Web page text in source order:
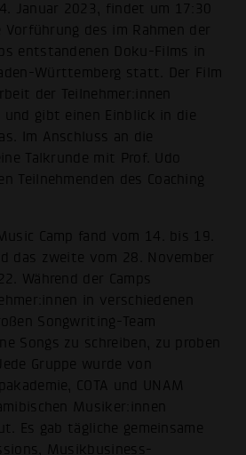
Januar 2023, findet um 17:30
des im Rahmen der
entstandenen Doku-Films in
Württemberg statt. Der Film
der Teilnehmer:innen
und gibt einen Einblick in die
Im Anschluss an die
Talkrunde mit Prof. Udo
Teilnehmenden des Coaching
Camp fand vom 14. bis 19.
das zweite vom 28. November
Während der Camps
in verschiedenen
Songwriting-Team
Songs zu schreiben, zu proben
Gruppe wurde von
COTA und UNAM
Musiker:innen
Es gab tägliche gemeinsame
Musikbusiness-